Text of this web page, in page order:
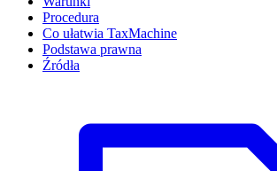
Procedura
Co ułatwia TaxMachine
Podstawa prawna
Źródła